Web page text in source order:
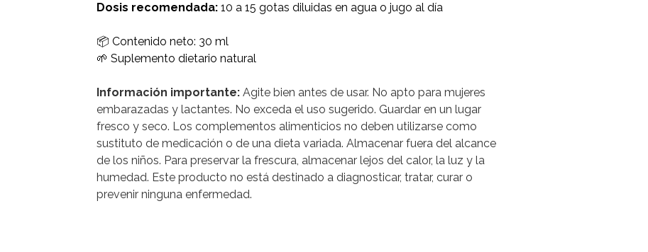
Dosis recomendada:10 a 15 gotas diluidas en agua o jugo al día
📦 Contenido neto: 30 ml
🌱 Suplemento dietario natural
Información importante:Agite bien antes de usar. No apto para mujeres
embarazadas y lactantes. No exceda el uso sugerido. Guardar en un lugar
fresco y seco. Los complementos alimenticios no deben utilizarse como
sustituto de medicación o de una dieta variada. Almacenar fuera del alcance
de los niños. Para preservar la frescura, almacenar lejos del calor, la luz y la
humedad. Este producto no está destinado a diagnosticar, tratar, curar o
prevenir ninguna enfermedad.